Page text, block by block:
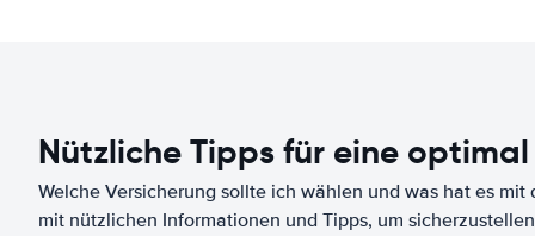
Nützliche Tipps für eine
Welche Versicherung sollte ich wählen und was hat es
mit nützlichen Informationen und Tipps, um